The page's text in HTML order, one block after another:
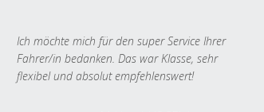
Ich möchte mich für den super Service Ihrer
Fahrer/in bedanken. Das war Klasse, sehr
flexibel und absolut empfehlenswert!